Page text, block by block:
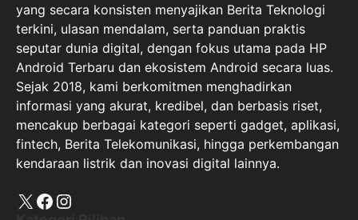
yang secara konsisten menyajikan Berita Teknologi
terkini, ulasan mendalam, serta panduan praktis
seputar dunia digital, dengan fokus utama pada HP
Android Terbaru dan ekosistem Android secara luas.
Sejak 2018, kami berkomitmen menghadirkan
informasi yang akurat, kredibel, dan berbasis riset,
mencakup berbagai kategori seperti gadget, aplikasi,
fintech, Berita Telekomunikasi, hingga perkembangan
kendaraan listrik dan inovasi digital lainnya.
X Facebook
Instagram